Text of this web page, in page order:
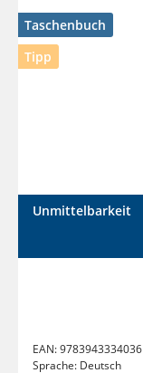
Taschenbuch
Tipp
Unmittelbarkeit
EAN:9783943334036
Sprache: Deutsch